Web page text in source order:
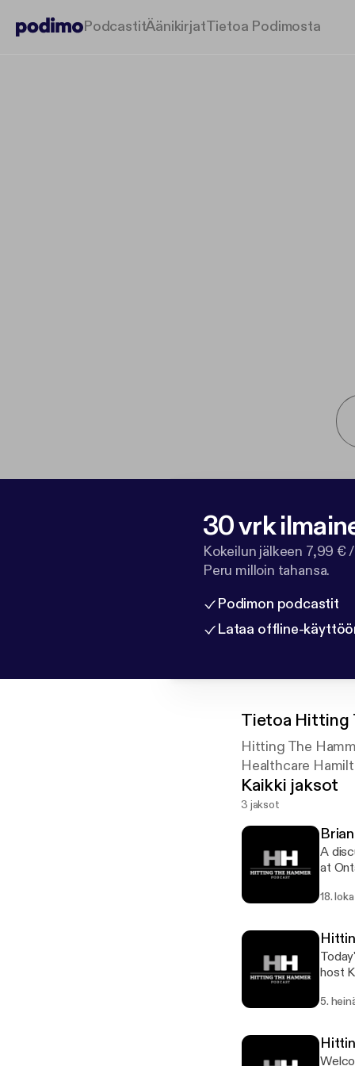
PodcastitÄänikirjatTietoa Podimosta
30 vrk
Kokeilun jälkeen 7,99 €
Peru milloin tahansa.
Podimon podcastit
Lataa offline-
Tietoa Hitting
Hitting The
Healthcare
Kaikki jaksot
3 jaksot
A
at
18.
host
5.